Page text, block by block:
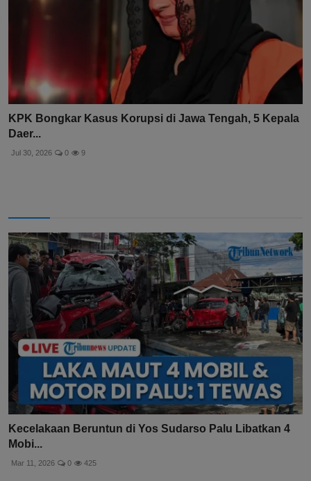
KPK Bongkar Kasus Korupsi di Jawa Tengah, 5 Kepala
Daer...
Jul 30, 2026 0 9
Kecelakaan Beruntun di Yos Sudarso Palu Libatkan 4
Mobi...
Mar 11, 2026 0 425